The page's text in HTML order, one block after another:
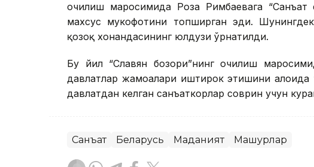
очилиш маросимида Роза Римбаевага
махсус мукофотини топширган эди.
қозоқ хонандасининг юлдузи ўрнатилди.
Бу йил “Славян бозори”нинг очилиш
давлатлар жамоалари иштирок этишини
давлатдан келган санъаткорлар соврин учун
Санъат Беларусь Маданият Машҳурлар